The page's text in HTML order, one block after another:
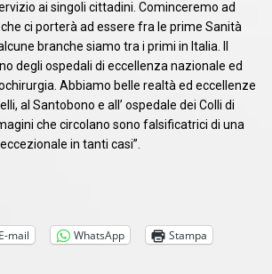
ai singoli cittadini. Cominceremo ad
ci porterà ad essere fra le prime Sanità
branche siamo tra i primi in Italia. Il
degli ospedali di eccellenza nazionale ed
Abbiamo belle realtà ed eccellenze
al Santobono e all’ ospedale dei Colli di
che circolano sono falsificatrici di una
in tanti casi”.
E-mail
WhatsApp Stampa